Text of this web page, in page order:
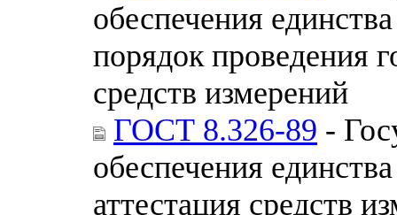
обеспечения
порядок проведения
средств измерений
ГОСТ 8.326-89 -
обеспечения
аттестация средств